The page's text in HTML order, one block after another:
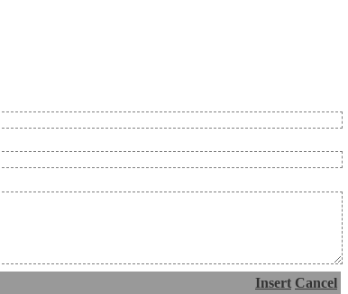
Insert Cancel